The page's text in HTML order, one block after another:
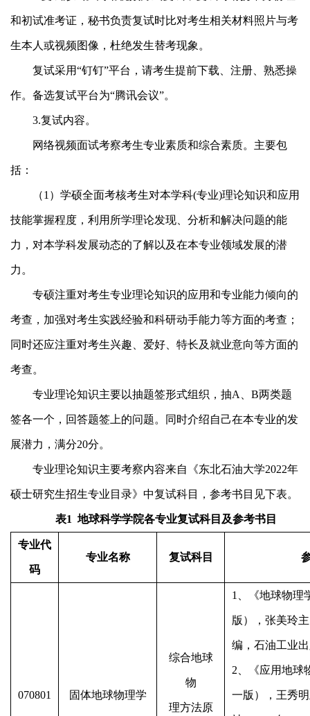
和初试准考证，秘书负责复试时比对考生相关材料照片与考
生本人或视频图像，杜绝发生替考现象。
复试采用“钉钉”平台，请考生提前下载、注册、熟悉操
作。备选复试平台为“腾讯会议”。
3.复试内容。
网络视频面试考察考生专业素质和综合素质。主要包
括：
（1 ）学硕全面考核考生对本学科(专业)理论知识和应用
技能掌握程度，利用所学理论发现、分析和解决问题的能
力，对本学科发展动态的了解以及在本专业领域发展的潜
力。
专硕注重对考生专业理论知识的应用和专业能力倾向的
考查，加强对考生实践经验和科研动手能力等方面的考查；
同时还应注重对考生兴趣、爱好、特长及就业意向等方面的
考查。
专业理论知识主要以抽题签形式组织，抽A B两类题
签各一个，回答题签上的问题。同时介绍自己在本专业的发
展潜力，满分20分。
专业理论知识主要考察内容来自《东北石油大学2022年
硕士研究生招生专业目录》中复试科目，参考书目见下表。
表1 地球科学学院各专业复试科目及参考书目
专业代
码
专业名称 复试科目
070801 固体地球物理学
综合地球
物
理方法原
1 、《地球物
版），张美玲主
编，石油工业
2 、《应用地
一版），王秀